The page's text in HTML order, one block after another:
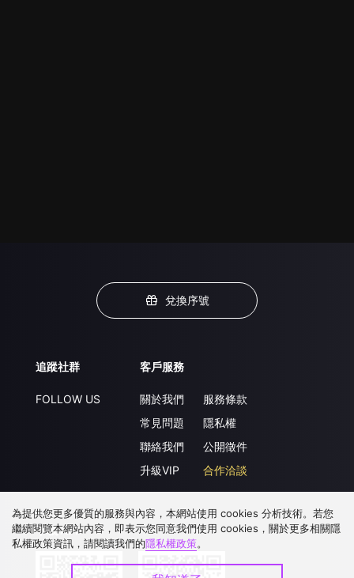
兌換序號
追蹤社群
FOLLOW US
客戶服務
關於我們
常見問題
聯絡我們
升級VIP
服務條款
隱私權
公開徵件
合作洽談
下載 APP
為提供您更多優質的服務與內容，本網站使用 cookies 分析技術。若您
繼續閱覽本網站內容，即表示您同意我們使用 cookies，關於更多相關隱
私權政策資訊，請閱讀我們的隱私權政策。